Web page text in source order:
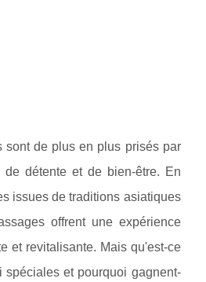
sont de plus en plus prisés par
de détente et de bien-être. En
issues de traditions asiatiques
offrent une expérience
et revitalisante. Mais qu'est-ce
et pourquoi gagnent-